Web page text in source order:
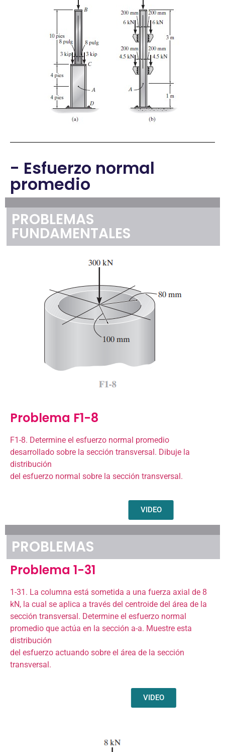
- Esfuerzo normal
promedio
PROBLEMAS
FUNDAMENTALES
Problema F1-8
F1-8. Determine el esfuerzo normal promedio
desarrollado sobre la sección transversal. Dibuje la
distribución
del esfuerzo normal sobre la sección transversal.
VIDEO
PROBLEMAS
Problema 1-31
1-31. La columna está sometida a una fuerza axial de 8
kN, la cual se aplica a través del centroide del área de la
sección transversal. Determine el esfuerzo normal
promedio que actúa en la sección a-a. Muestre esta
distribución
del esfuerzo actuando sobre el área de la sección
transversal.
VIDEO